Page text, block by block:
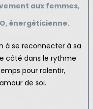
aux femmes,
énergéticienne.
à se reconnecter à sa
côté dans le rythme
pour ralentir,
de soi.